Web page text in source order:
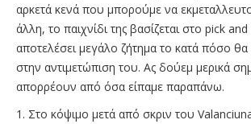
αρκετά κενά που μπορούμε να
άλλη, το παιχνίδι της βασίζεται στο pick
αποτελέσει μεγάλο ζήτημα το κατά πόσο
στην αντιμετώπιση του. Ας δούεμ μερικά
απορρέουν από όσα είπαμε παραπάνω.
1. Στο κόψιμο μετά από σκριν του